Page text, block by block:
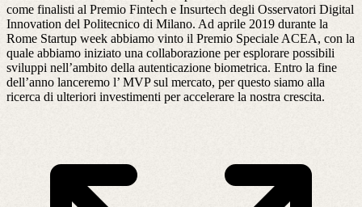
come finalisti al Premio Fintech e Insurtech degli Osservatori Digital
Innovation del Politecnico di Milano. Ad aprile 2019 durante la
Rome Startup week abbiamo vinto il Premio Speciale ACEA, con la
quale abbiamo iniziato una collaborazione per esplorare possibili
sviluppi nell’ambito della autenticazione biometrica. Entro la fine
dell’anno lanceremo l’ MVP sul mercato, per questo siamo alla
ricerca di ulteriori investimenti per accelerare la nostra crescita.